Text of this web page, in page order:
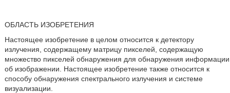
ОБЛАСТЬ ИЗОБРЕТЕНИЯ
Настоящее изобретение в целом относится к детектору
излучения, содержащему матрицу пикселей, содержащую
множество пикселей обнаружения для обнаружения информации
об изображении. Настоящее изобретение также относится к
способу обнаружения спектрального излучения и системе
визуализации.